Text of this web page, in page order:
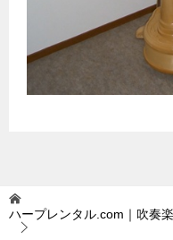
ハープレンタル.com｜吹奏